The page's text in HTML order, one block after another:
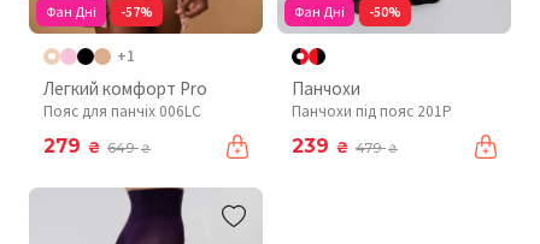
Фан Дні -57%
+1
Легкий комфорт Pro
Пояс для панчіх 006LC
279 ₴ 649₴
Фан Дні -50%
Панчохи
Панчохи під пояс 201P
239 ₴ 479₴